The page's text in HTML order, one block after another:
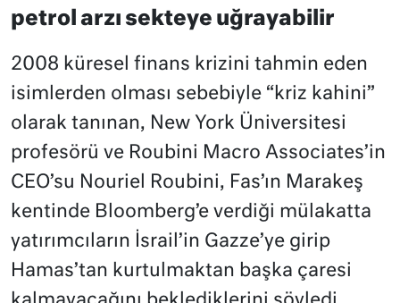
petrol arzı sekteye uğrayabilir
2008 küresel finans krizini tahmin eden
isimlerden olması sebebiyle “kriz kahini”
olarak tanınan, New York Üniversitesi
profesörü ve Roubini Macro Associates’in
CEO’su Nouriel Roubini, Fas’ın Marakeş
kentinde Bloomberg’e verdiği mülakatta
yatırımcıların İsrail’in Gazze’ye girip
Hamas’tan kurtulmaktan başka çaresi